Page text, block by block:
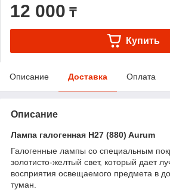
12 000 ₸
Купить
Описание Доставка Оплата
Описание
Лампа галогенная H27 (880) Aurum
Галогенные лампы со специальным
золотисто-желтый свет, который дает
восприятия освещаемого предмета в
туман.